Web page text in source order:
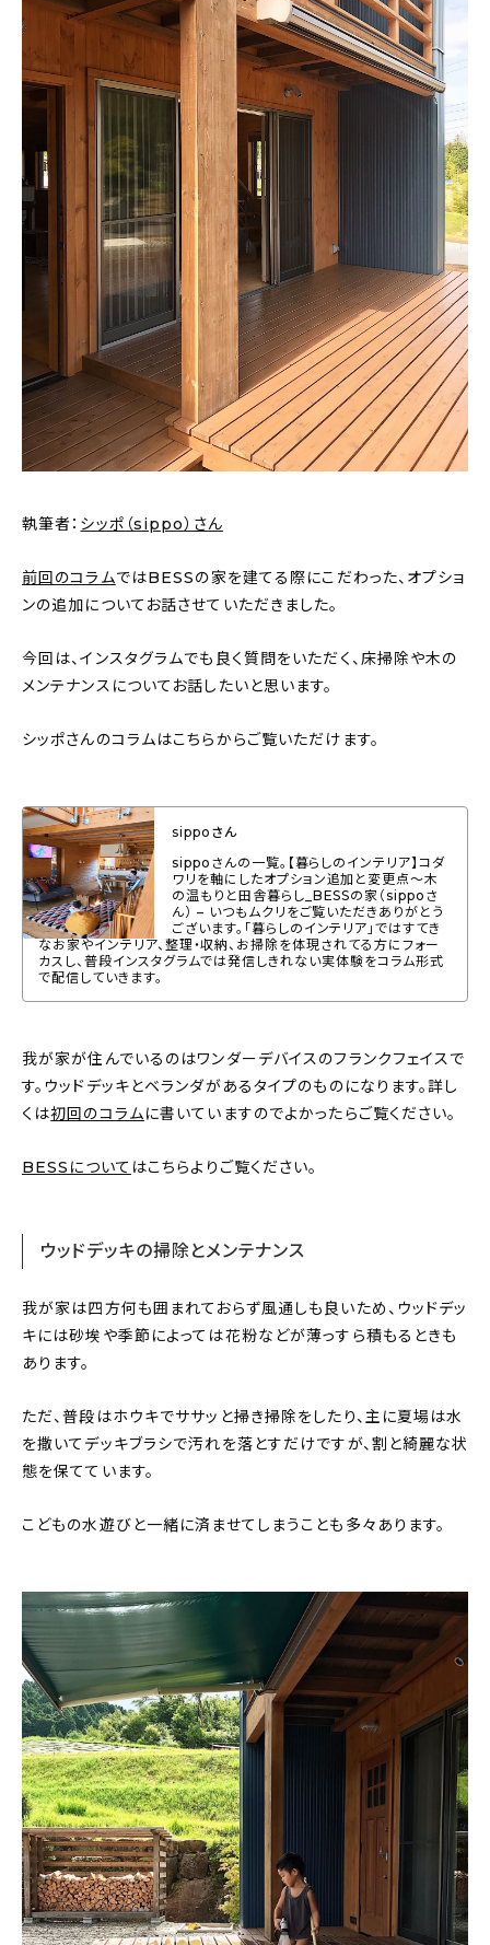
おすすめの記事
インテリア
日用品
キッズ
会社概要
プライバシーポリシー
執筆者： シッポ（sippo）さん
前回のコラムではBESSの家を建てる際にこだわった、オプショ
ンの追加についてお話させていただきました。
今回は、インスタグラムでも良く質問をいただく、床掃除や木の
メンテナンスについてお話したいと思います。
シッポさんのコラムはこちらからご覧いただけます。
sippoさん
sippoさんの一覧。【暮らしのインテリア】コダ
ワリを軸にしたオプション追加と変更点〜木
の温もりと田舎暮らし_BESSの家（sippoさ
ん） – いつもムクリをご覧いただきありがとう
ございます。「暮らしのインテリア」ではすてき
なお家やインテリア、整理・収納、お掃除を体現されてる方にフォー
カスし、普段インスタグラムでは発信しきれない実体験をコラム形式
で配信していきます。
我が家が住んでいるのはワンダーデバイスのフランクフェイスで
す。ウッドデッキとベランダがあるタイプのものになります。詳し
くは初回のコラムに書いていますのでよかったらご覧ください。
BESSについて はこちらよりご覧ください。
ウッドデッキの掃除とメンテナンス
我が家は四方何も囲まれておらず風通しも良いため、ウッドデッ
キには砂埃や季節によっては花粉などが薄っすら積もるときも
あります。
ただ、普段はホウキでササッと掃き掃除をしたり、主に夏場は水
を撒いてデッキブラシで汚れを落とすだけですが、割と綺麗な状
態を保てています。
こどもの水遊びと一緒に済ませてしまうことも多々あります。